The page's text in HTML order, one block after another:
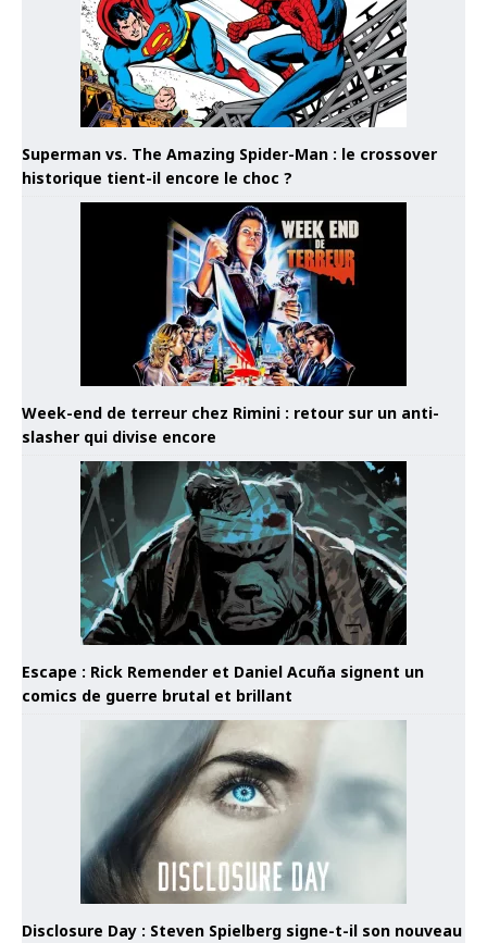
Superman vs. The Amazing Spider-Man : le crossover
historique tient-il encore le choc ?
Week-end de terreur chez Rimini : retour sur un anti-
slasher qui divise encore
Escape : Rick Remender et Daniel Acuña signent un
comics de guerre brutal et brillant
Disclosure Day : Steven Spielberg signe-t-il son nouveau